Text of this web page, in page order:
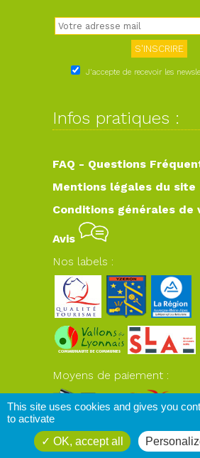
J'accepte de recevoir les
Infos pratiques :
FAQ - Questions
Mentions légales du site
Conditions générales de
Avis
Nos labels :
Moyens de paiement :
This site uses cookies and gives you
to activate
OK, accept all